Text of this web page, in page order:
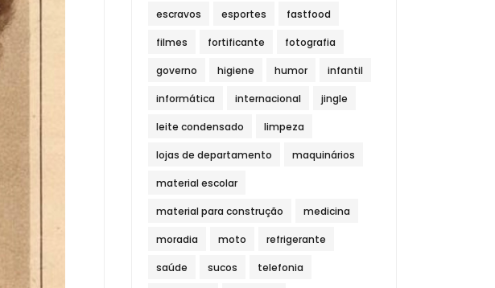
escravos esportes fastfood
filmes fortificante fotografia
governo higiene humor infantil
informática internacional jingle
leite condensado limpeza
lojas de departamento maquinários
material escolar
material para construção medicina
moradia moto refrigerante
saúde sucos telefonia